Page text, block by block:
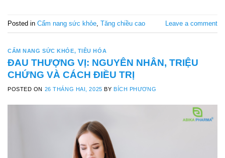
Posted in Cẩm nang sức khỏe Tăng chiều cao Leave a comment
CẨM NANG SỨC KHỎE, TIÊU HÓA
ĐAU THƯỢNG VỊ: NGUYÊN NHÂN, TRIỆU
CHỨNG VÀ CÁCH ĐIỀU TRỊ
POSTED ON 26 THÁNG HAI, 2025 BY BÍCH PHƯƠNG